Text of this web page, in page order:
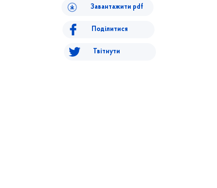
Завантажити pdf
Поділитися
Твітнути